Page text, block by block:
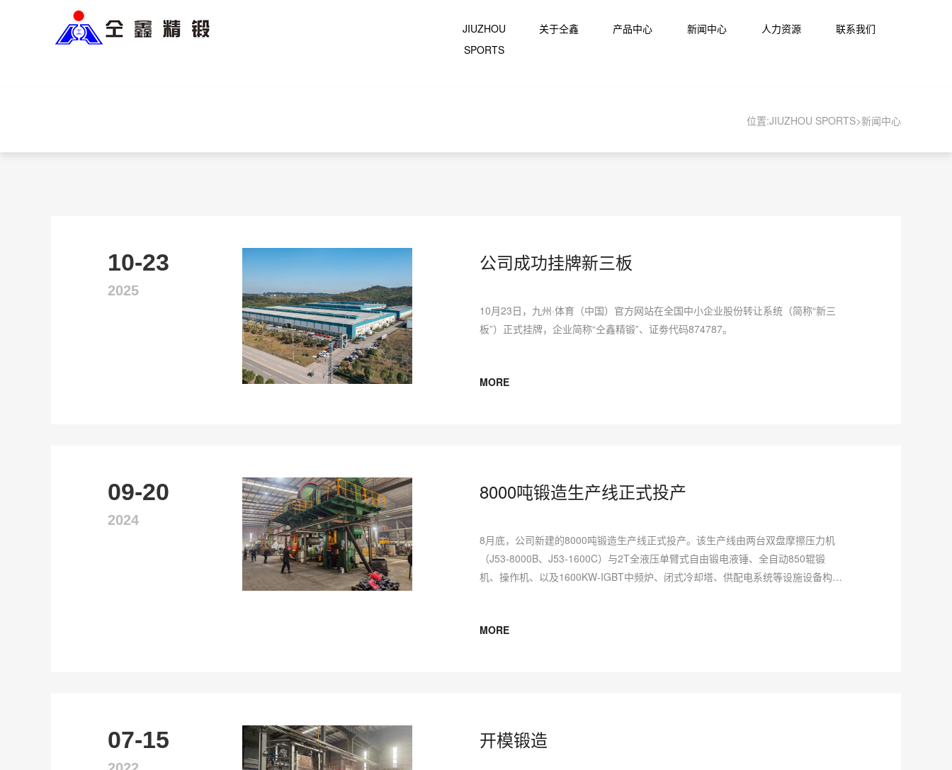
JIUZHOU
SPORTS
关于仝鑫 产品中心 新闻中心 人力资源 联系我们
位置:JIUZHOU SPORTS>新闻中心
10-23
2025
公司成功挂牌新三板
10月23日，九州·体育（中国）官方网站在全国中小企业股份转让系统（简称“新三
板”）正式挂牌，企业简称“仝鑫精锻”、证劵代码874787。
MORE
09-20
2024
8000吨锻造生产线正式投产
8月底，公司新建的8000吨锻造生产线正式投产。该生产线由两台双盘摩擦压力机
（J53-8000B、J53-1600C）与2T全液压单臂式自由锻电液锤、全自动850辊锻
机、操作机、以及1600KW-IGBT中频炉、闭式冷却塔、供配电系统等设施设备构
MORE
07-15 开模锻造